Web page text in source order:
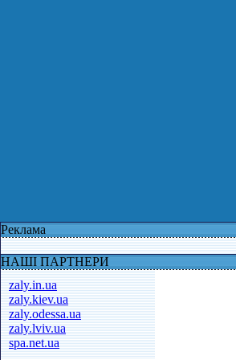
Реклама
НАШІ ПАРТНЕРИ
zaly.in.ua
zaly.kiev.ua
zaly.odessa.ua
zaly.lviv.ua
spa.net.ua